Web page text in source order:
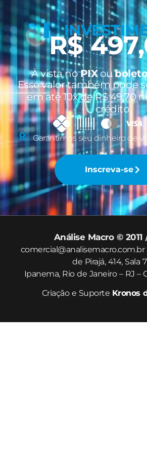
R$
À vista noPIXou
Esse valor também pode
em até 10x de R$ 49,70
crédito.
Garantimos seu dinheiro de
Inscreva-se
Análise Macro © 2011
comercial@analisemacro.com.br
de Pirajá, 414, Sala
Ipanema, Rio de Janeiro – RJ –
Criação e Suporte Kronos